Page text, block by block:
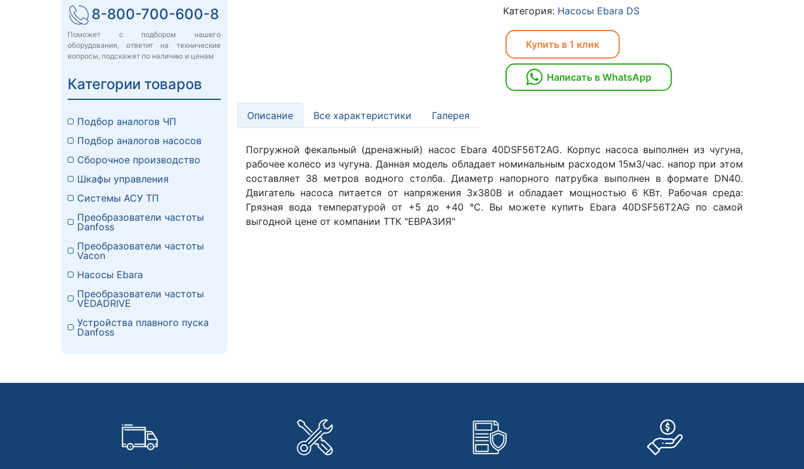
Категория: Насосы Ebara DS
Купить в 1 клик
Написать в WhatsApp
Описание Все характеристики Галерея
Погружной фекальный (дренажный) насос Ebara 40DSF56T2AG. Корпус насоса выполнен из чугуна,
рабочее колесо из чугуна. Данная модель обладает номинальным расходом 15м3/час. напор при этом
составляет 38 метров водного столба. Диаметр напорного патрубка выполнен в формате DN40.
Двигатель насоса питается от напряжения 3х380В и обладает мощностью 6 КВт. Рабочая среда:
Грязная вода температурой от +5 до +40 °C. Вы можете купить Ebara 40DSF56T2AG по самой
выгодной цене от компании ТТК "ЕВРАЗИЯ"
8-800-700-600-8
Поможет с подбором нашего
оборудования, ответит на технические
вопросы, подскажет по наличию и ценам
Категории товаров
Подбор аналогов ЧП
Подбор аналогов насосов
Сборочное производство
Шкафы управления
Системы АСУ ТП
Преобразователи частоты
Danfoss
Преобразователи частоты
Vacon
Насосы Ebara
Преобразователи частоты
VEDADRIVE
Устройства плавного пуска
Danfoss